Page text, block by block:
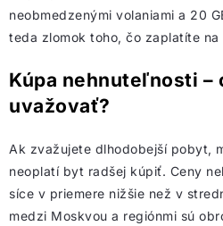
neobmedzenými volaniami a 20
teda zlomok toho, čo zaplatíte na
Kúpa nehnuteľnosti –
uvažovať?
Ak zvažujete dlhodobejší pobyt,
neoplatí byt radšej kúpiť. Ceny
síce v priemere nižšie než v
medzi Moskvou a regiónmi sú